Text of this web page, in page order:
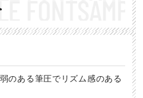
のある筆圧でリズム感のある